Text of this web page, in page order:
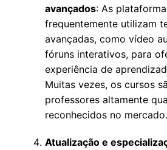
avançados: As
frequentemente utilizam
avançadas, como vídeo
fóruns interativos, para
experiência de
Muitas vezes, os cursos
professores altamente
reconhecidos no mercado.
Atualização e